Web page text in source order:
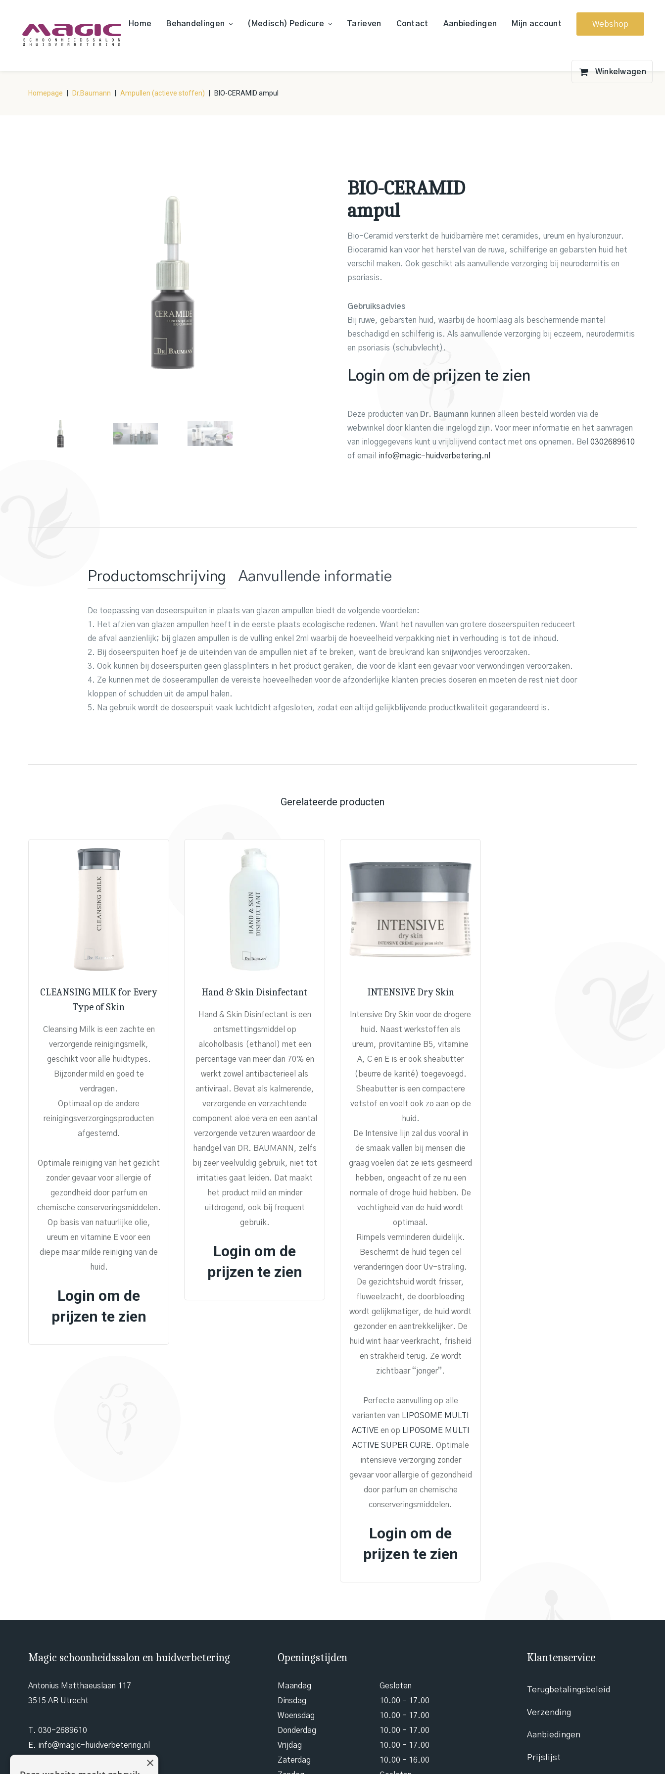
Home Behandelingen (Medisch) Pedicure Tarieven Contact Aanbiedingen Mijn account Webshop
Homepage Dr.Baumann Ampullen (actieve stoffen) BIO-CERAMID ampul
BIO-CERAMID
ampul
Bio-Ceramid versterkt de huidbarrière met ceramides, ureum en hyaluronzuur.
Bioceramid kan voor het herstel van de ruwe, schilferige en gebarsten huid het
verschil maken. Ook geschikt als aanvullende verzorging bij neurodermitis en
psoriasis.
Gebruiksadvies
Bij ruwe, gebarsten huid, waarbij de hoornlaag als beschermende mantel
beschadigd en schilferig is. Als aanvullende verzorging bij eczeem, neurodermitis
en psoriasis (schubvlecht).
Login om de prijzen te zien
Deze producten van Dr. Baumann kunnen alleen besteld worden via de
webwinkel door klanten die ingelogd zijn. Voor meer informatie en het aanvragen
van inloggegevens kunt u vrijblijvend contact met ons opnemen. Bel 0302689610
of email info@magic-huidverbetering.nl
Productomschrijving Aanvullende informatie
De toepassing van doseerspuiten in plaats van glazen ampullen biedt de volgende voordelen:
1. Het afzien van glazen ampullen heeft in de eerste plaats ecologische redenen. Want het navullen van grotere doseerspuiten reduceert
de afval aanzienlijk; bij glazen ampullen is de vulling enkel 2ml waarbij de hoeveelheid verpakking niet in verhouding is tot de inhoud.
2. Bij doseerspuiten hoef je de uiteinden van de ampullen niet af te breken, want de breukrand kan snijwondjes veroorzaken.
3. Ook kunnen bij doseerspuiten geen glassplinters in het product geraken, die voor de klant een gevaar voor verwondingen veroorzaken.
4. Ze kunnen met de doseerampullen de vereiste hoeveelheden voor de afzonderlijke klanten precies doseren en moeten de rest niet door
kloppen of schudden uit de ampul halen.
5. Na gebruik wordt de doseerspuit vaak luchtdicht afgesloten, zodat een altijd gelijkblijvende productkwaliteit gegarandeerd is.
Gerelateerde producten
CLEANSING MILK for Every
Type of Skin
Cleansing Milk is een zachte en
verzorgende reinigingsmelk,
geschikt voor alle huidtypes.
Bijzonder mild en goed te
verdragen.
Optimaal op de andere
reinigingsverzorgingsproducten
afgestemd.
Optimale reiniging van het gezicht
zonder gevaar voor allergie of
gezondheid door parfum en
chemische conserveringsmiddelen.
Op basis van natuurlijke olie,
ureum en vitamine E voor een
diepe maar milde reiniging van de
huid.
Login om de
prijzen te zien
Hand & Skin Disinfectant
Hand & Skin Disinfectant is een
ontsmettingsmiddel op
alcoholbasis (ethanol) met een
percentage van meer dan 70% en
werkt zowel antibacterieel als
antiviraal. Bevat als kalmerende,
verzorgende en verzachtende
component aloë vera en een aantal
verzorgende vetzuren waardoor de
handgel van DR. BAUMANN, zelfs
bij zeer veelvuldig gebruik, niet tot
irritaties gaat leiden. Dat maakt
het product mild en minder
uitdrogend, ook bij frequent
gebruik.
Login om de
prijzen te zien
INTENSIVE Dry Skin
Intensive Dry Skin voor de drogere
huid. Naast werkstoffen als
ureum, provitamine B5, vitamine
A, C en E is er ook sheabutter
(beurre de karité) toegevoegd.
Sheabutter is een compactere
vetstof en voelt ook zo aan op de
huid.
De Intensive lijn zal dus vooral in
de smaak vallen bij mensen die
graag voelen dat ze iets gesmeerd
hebben, ongeacht of ze nu een
normale of droge huid hebben. De
vochtigheid van de huid wordt
optimaal.
Rimpels verminderen duidelijk.
Beschermt de huid tegen cel
veranderingen door Uv-straling.
De gezichtshuid wordt frisser,
fluweelzacht, de doorbloeding
wordt gelijkmatiger, de huid wordt
gezonder en aantrekkelijker. De
huid wint haar veerkracht, frisheid
en strakheid terug. Ze wordt
zichtbaar “jonger”.
Perfecte aanvulling op alle
varianten van LIPOSOME MULTI
ACTIVEen op LIPOSOME MULTI
ACTIVE SUPER CURE. Optimale
intensieve verzorging zonder
gevaar voor allergie of gezondheid
door parfum en chemische
conserveringsmiddelen.
Login om de
prijzen te zien
Magic schoonheidssalon en huidverbetering
Antonius Matthaeuslaan 117
3515 AR Utrecht
T. 030-2689610
E. info@magic-huidverbetering.nl
Openingstijden
Maandag
Gesloten
Dinsdag
10.00 - 17.00
Woensdag
10.00 - 17.00
Donderdag
10.00 - 17.00
Vrijdag
10.00 - 17.00
Zaterdag
10.00 - 16.00
Klantenservice
Terugbetalingsbeleid
Verzending
Aanbiedingen
Prijslijst
×